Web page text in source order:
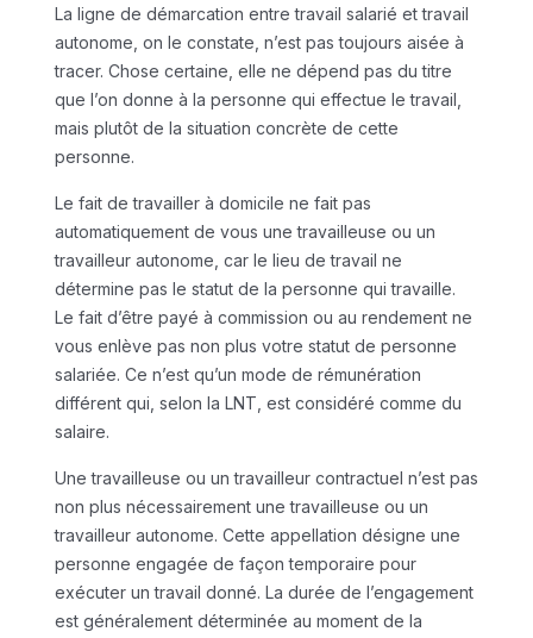
La ligne de démarcation entre travail salarié et travail
autonome, on le constate, n’est pas toujours aisée à
tracer. Chose certaine, elle ne dépend pas du titre
que l’on donne à la personne qui effectue le travail,
mais plutôt de la situation concrète de cette
personne.
Le fait de travailler à domicile ne fait pas
automatiquement de vous une travailleuse ou un
travailleur autonome, car le lieu de travail ne
détermine pas le statut de la personne qui travaille.
Le fait d’être payé à commission ou au rendement ne
vous enlève pas non plus votre statut de personne
salariée. Ce n’est qu’un mode de rémunération
différent qui, selon la LNT, est considéré comme du
salaire.
Une travailleuse ou un travailleur contractuel n’est pas
non plus nécessairement une travailleuse ou un
travailleur autonome. Cette appellation désigne une
personne engagée de façon temporaire pour
exécuter un travail donné. La durée de l’engagement
est généralement déterminée au moment de la